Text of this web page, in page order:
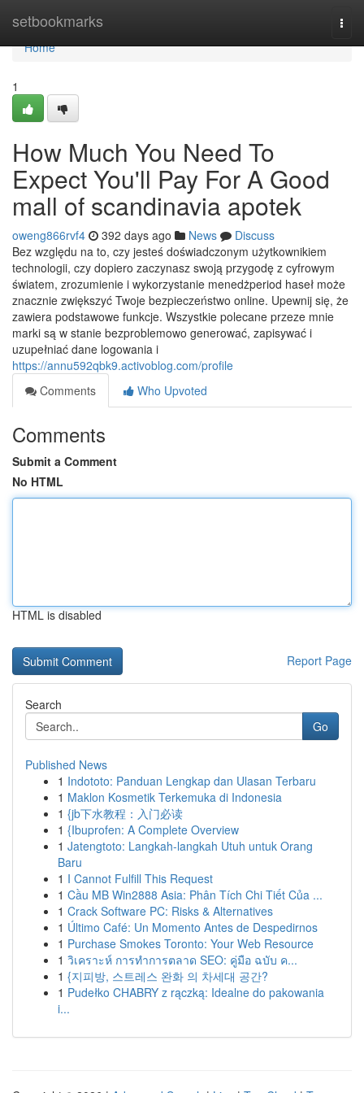
setbookmarks
Home
Home
1
How Much You Need To
Expect You'll Pay For A Good
mall of scandinavia apotek
oweng866rvf4 392 days ago News
Discuss
Bez względu na to, czy jesteś doświadczonym użytkownikiem
technologii, czy dopiero zaczynasz swoją przygodę z cyfrowym
światem, zrozumienie i wykorzystanie menedżperiod haseł może
znacznie zwiększyć Twoje bezpieczeństwo online. Upewnij się, że
zawiera podstawowe funkcje. Wszystkie polecane przeze mnie
marki są w stanie bezproblemowo generować, zapisywać i
uzupełniać dane logowania i
https://annu592qbk9.activoblog.com/profile
Comments
Who Upvoted
Comments
Submit a Comment
No HTML
HTML is disabled
Report Page
Search
Go
Published News
1 Indototo: Panduan Lengkap dan Ulasan Terbaru
1 Maklon Kosmetik Terkemuka di Indonesia
1 {jb下水教程：入门必读
1 {Ibuprofen: A Complete Overview
1 Jatengtoto: Langkah-langkah Utuh untuk Orang
Baru
1 I Cannot Fulfill This Request
1 Cầu MB Win2888 Asia: Phân Tích Chi Tiết Của ...
1 Crack Software PC: Risks & Alternatives
1 Último Café: Un Momento Antes de Despedirnos
1 Purchase Smokes Toronto: Your Web Resource
1 วิเคราะห์ การทำการตลาด SEO: คู่มือ ฉบับ ค...
1 {지피방, 스트레스 완화 의 차세대 공간?
1 Pudełko CHABRY z rączką: Idealne do pakowania
i...